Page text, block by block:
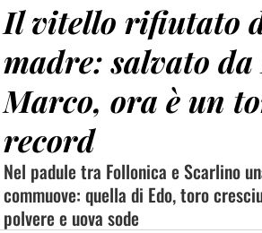
Il vitello rifiutato
madre: salvato da
Marco, ora è un
record
Nel padule tra Follonica e Scarlino
commuove: quella di Edo, toro
polvere e uova sode